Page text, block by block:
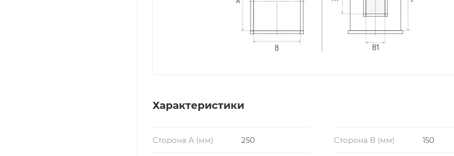
Характеристики
Сторона А (мм) 250 Сторона B (мм) 150